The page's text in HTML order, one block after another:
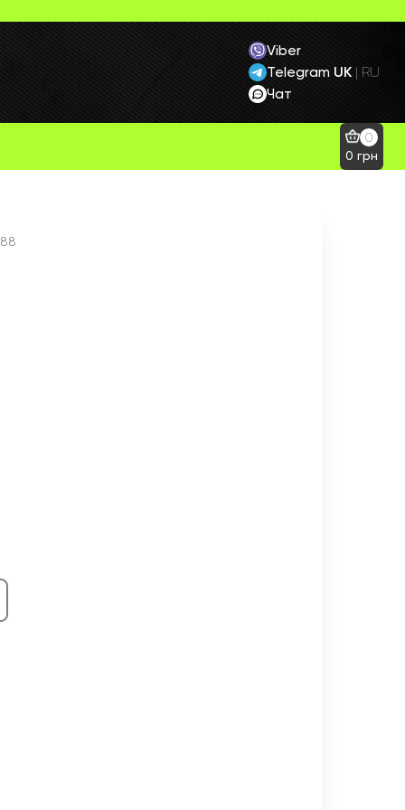
Viber
Telegram
Чат
UK | RU
0
0 грн